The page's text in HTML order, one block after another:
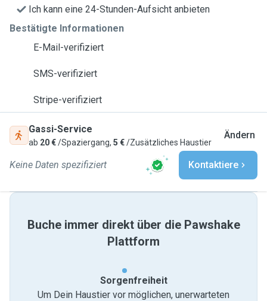
Ich kann eine 24-Stunden-Aufsicht anbieten
Bestätigte Informationen
E-Mail-verifiziert
SMS-verifiziert
Stripe-verifiziert
Gassi-Service
ab 20 €/Spaziergang, 5 €/Zusätzliches Haustier
Ändern
Keine Daten spezifiziert Kontaktiere
Buche immer direkt über die Pawshake
Plattform
Sorgenfreiheit
Um Dein Haustier vor möglichen, unerwarteten